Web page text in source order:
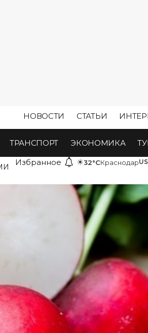
НОВОСТИ СТАТЬИ
ТРАНСПОРТ ЭКОНОМИКА
Избранное ☀32°CКраснодар